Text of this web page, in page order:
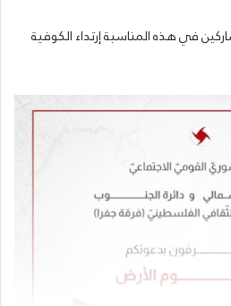
في هذه المناسبة إرتداء الكوفية